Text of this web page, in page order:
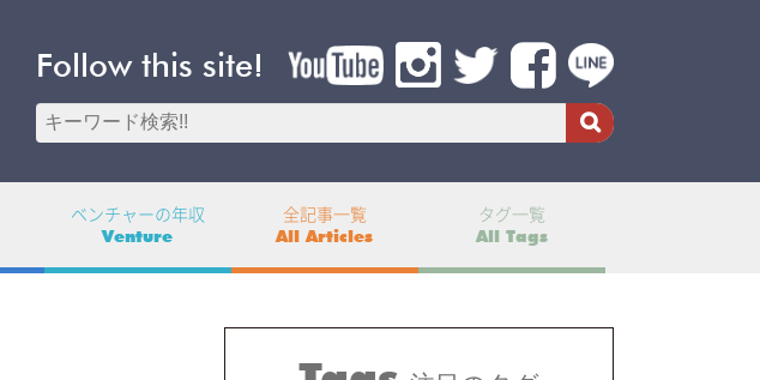
Follow this site!
ベンチャーの年収
Venture
全記事一覧
All Articles
タグ一覧
All Tags